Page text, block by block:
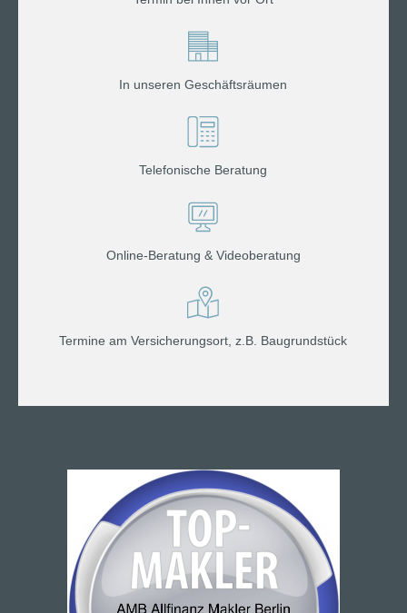
In unseren Geschäftsräumen
Telefonische Beratung
Online-Beratung & Videoberatung
Termine am Versicherungsort, z.B. Baugrundstück